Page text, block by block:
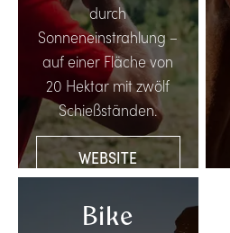
durch
Sonneneinstrahlung –
auf einer Fläche von
20 Hektar mit zwölf
Schießständen.
WEBSITE
BESUCHEN
Bike